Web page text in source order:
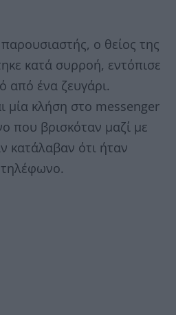
ο θείος της
κατά συρροή, εντόπισε
από ένα ζευγάρι.
μία κλήση στο messenger
που βρισκόταν μαζί με
κατάλαβαν ότι ήταν